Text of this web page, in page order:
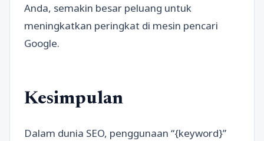
Anda, semakin besar peluang untuk
meningkatkan peringkat di mesin pencari
Google.
Kesimpulan
Dalam dunia SEO, penggunaan “{keyword}”